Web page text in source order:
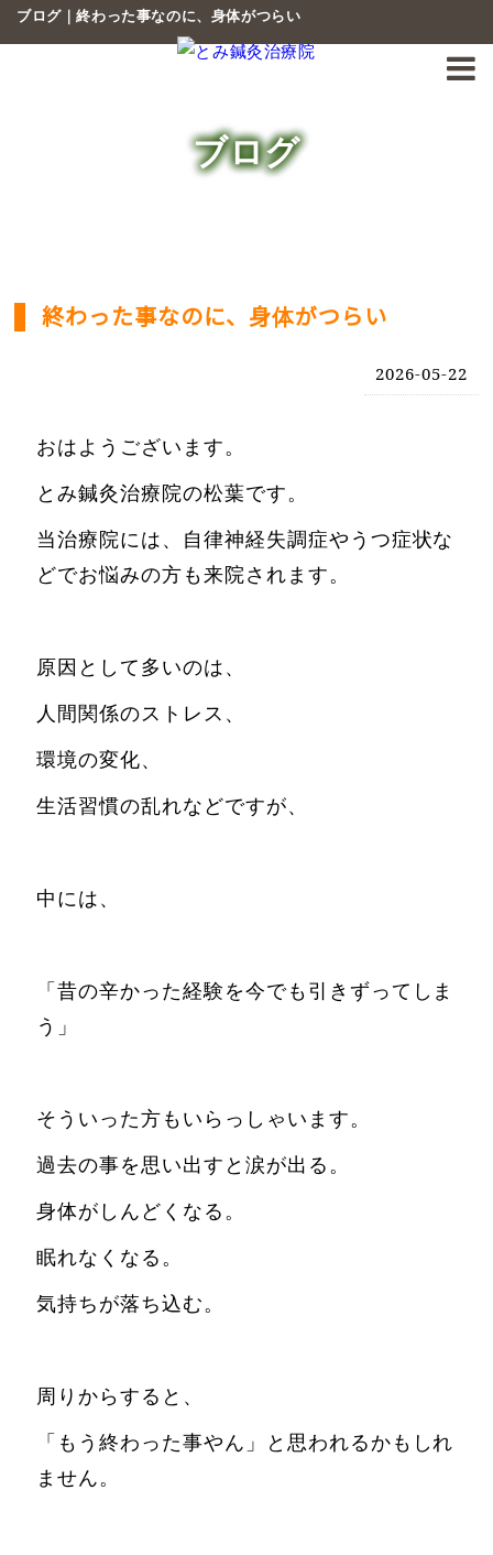
ブログ｜終わった事なのに、身体がつらい
ブログ
終わった事なのに、身体がつらい
2026-05-22
おはようございます。
とみ鍼灸治療院の松葉です。
当治療院には、自律神経失調症やうつ症状な
どでお悩みの方も来院されます。
原因として多いのは、
人間関係のストレス、
環境の変化、
生活習慣の乱れなどですが、
中には、
「昔の辛かった経験を今でも引きずってしま
う」
そういった方もいらっしゃいます。
過去の事を思い出すと涙が出る。
身体がしんどくなる。
眠れなくなる。
気持ちが落ち込む。
周りからすると、
「もう終わった事やん」と思われるかもしれ
ません。